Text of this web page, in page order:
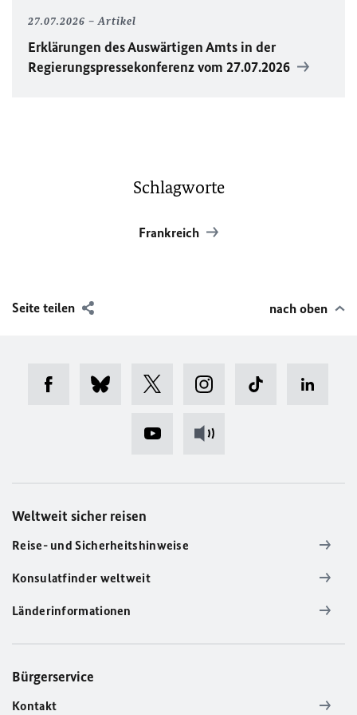
27.07.2026 Artikel
Erklärungen des Auswärtigen Amts in der
Regierungspressekonferenz vom 27.07.2026
Schlagworte
Frankreich
Seite teilen nach oben
Weltweit sicher reisen
Reise- und Sicherheitshinweise
Konsulatfinder weltweit
Länderinformationen
Bürgerservice
Kontakt